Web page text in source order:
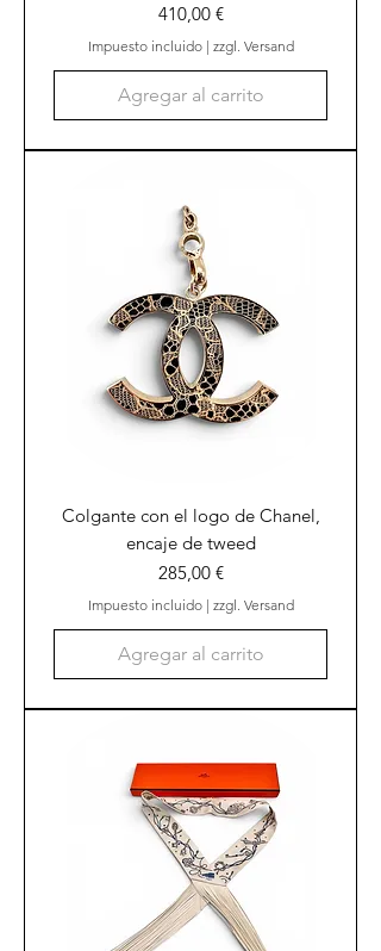
Precio
410,00 €
Impuesto incluido| zzgl. Versand
Agregar al carrito
Colgante con el logo de Chanel,
encaje de tweed
Precio
285,00 €
Impuesto incluido| zzgl. Versand
Agregar al carrito